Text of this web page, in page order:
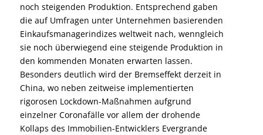
noch steigenden Produktion. Entsprechend gaben
die auf Umfragen unter Unternehmen basierenden
Einkaufsmanagerindizes weltweit nach, wenngleich
sie noch überwiegend eine steigende Produktion in
den kommenden Monaten erwarten lassen.
Besonders deutlich wird der Bremseffekt derzeit in
China, wo neben zeitweise implementierten
rigorosen Lockdown-Maßnahmen aufgrund
einzelner Coronafälle vor allem der drohende
Kollaps des Immobilien-Entwicklers Evergrande